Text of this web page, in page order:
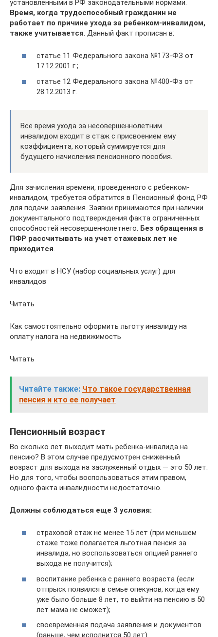
установленными в РФ законодательными нормами.
Время, когда трудоспособный гражданин не
работает по причине ухода за ребенком-инвалидом,
также учитывается . Данный факт прописан в:
статье 11 Федерального закона №173-ФЗ от
17.12.2001 г.;
статье 12 Федерального закона №400-Фз от
28.12.2013 г.
Все время ухода за несовершеннолетним
инвалидом входит в стаж с присвоением ему
коэффициента, который суммируется для
будущего начисления пенсионного пособия.
Для зачисления времени, проведенного с ребенком-
инвалидом, требуется обратится в Пенсионный фонд РФ
для подачи заявления. Заявки принимаются при наличии
документального подтверждения факта ограниченных
способностей несовершеннолетнего. Без обращения в
ПФР рассчитывать на учет стажевых лет не
приходится
Что входит в НСУ (набор социальных услуг) для
инвалидов
Читать
Как самостоятельно оформить льготу инвалиду на
оплату налога на недвижимость
Читать
Читайте также: Что такое государственная
пенсия и кто ее получает
Пенсионный возраст
Во сколько лет выходит мать ребенка-инвалида на
пенсию? В этом случае предусмотрен сниженный
возраст для выхода на заслуженный отдых — это 50 лет.
Но для того, чтобы воспользоваться этим правом,
одного факта инвалидности недостаточно.
Должны соблюдаться еще 3 условия:
страховой стаж не менее 15 лет (при меньшем
стаже тоже полагается льготная пенсия за
инвалида, но воспользоваться опцией раннего
выхода не получится);
воспитание ребенка с раннего возраста (если
отпрыск появился в семье опекунов, когда ему
уже было больше 8 лет, то выйти на пенсию в 50
лет мама не сможет);
своевременная подача заявления и документов
(раньше, чем исполнится 50 лет).